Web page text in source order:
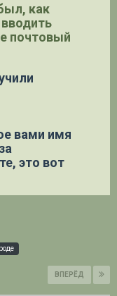
как
почтовый
вами имя
это вот
ВПЕРЁД